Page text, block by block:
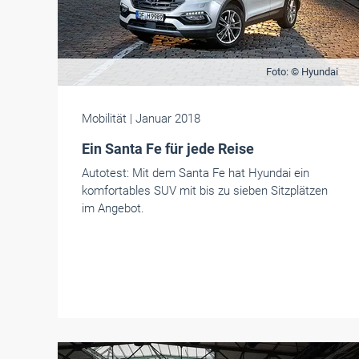
Foto: © Hyundai
Mobilität | Januar 2018
Ein Santa Fe für jede Reise
Autotest: Mit dem Santa Fe hat Hyundai ein
komfortables SUV mit bis zu sieben Sitzplätzen
im Angebot.